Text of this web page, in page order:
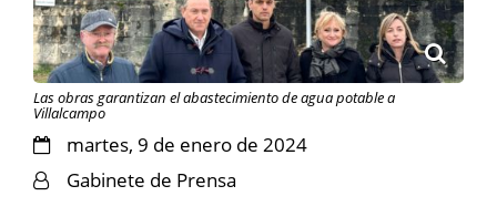
Las obras garantizan el abastecimiento de agua potable a
Villalcampo
martes, 9 de enero de 2024
Gabinete de Prensa